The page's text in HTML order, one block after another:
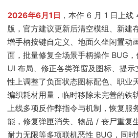
2026年6月1日 ，本作 6 月 1 日上
版，官方建议更新后清空模组、新建
增手柄按键自定义、地面久坐闲置动
面，批量修复全场景手柄操作 BUG
UI 布局、修正各类弹窗及图标、提
性上调整了负面状态图标配色、职业
编织耗材用量，临时移除未完善的铁
上线多项反作弊指令与机制，恢复服
能，修复弹匣消失、物品 / 丧尸重复
耐力无限等多项联机恶性 BUG，同